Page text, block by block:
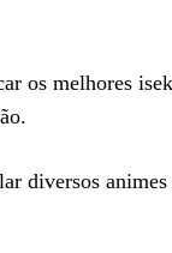
os melhores
diversos